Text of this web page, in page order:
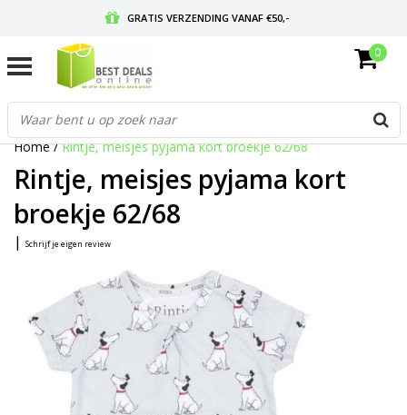
GRATIS VERZENDING VANAF €50,-
GRATIS RETOURNEREN EN 30 DAGEN BEDENKTIJD
0
Home/Rintje, meisjes pyjama kort broekje 62/68
Rintje, meisjes pyjama kort
broekje 62/68
| Schrijf je eigen review